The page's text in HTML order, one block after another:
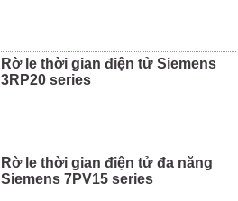
Rờ le thời gian điện tử Siemens
3RP20 series
Rờ le thời gian điện tử đa năng
Siemens 7PV15 series